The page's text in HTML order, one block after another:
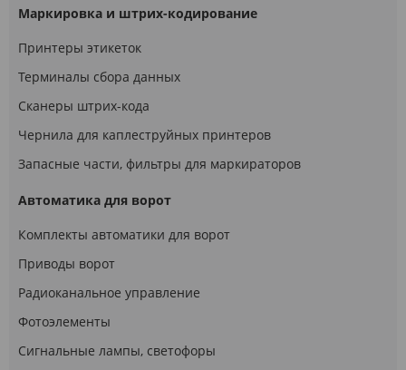
Маркировка и штрих-кодирование
Принтеры этикеток
Терминалы сбора данных
Сканеры штрих-кода
Чернила для каплеструйных принтеров
Запасные части, фильтры для маркираторов
Автоматика для ворот
Комплекты автоматики для ворот
Приводы ворот
Радиоканальное управление
Фотоэлементы
Сигнальные лампы, светофоры